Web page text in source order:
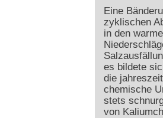
Eine
zyklischen
in den
es bildete
die
chemische
stets
von